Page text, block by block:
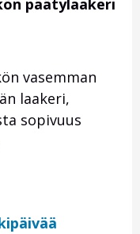
päätylaakeri
vasemman
laakeri,
sopivuus